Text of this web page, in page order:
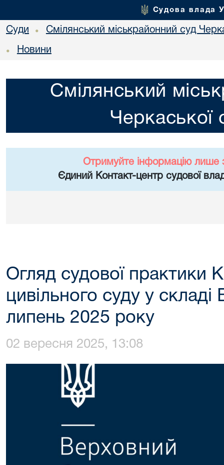
Судова влада
Суди • Смілянський міськрайонний суд
• Новини
Смілянський
Черкаської
Отримуйте інформацію лише
Єдиний Контакт-центр судової
Огляд судової практики
цивільного суду у
липень 2025 року
02 вересня 2025, 13:08